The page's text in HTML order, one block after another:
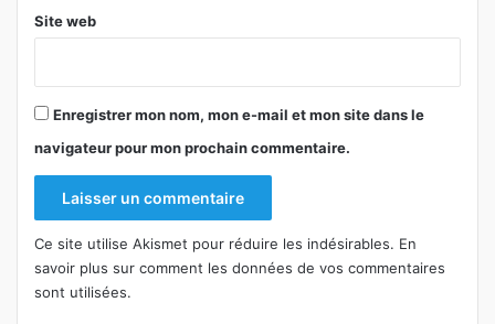
Site web
Enregistrer mon nom, mon e-mail et mon site dans le
navigateur pour mon prochain commentaire.
Ce site utilise Akismet pour réduire les indésirables. En
savoir plus sur comment les données de vos commentaires
sont utilisées.